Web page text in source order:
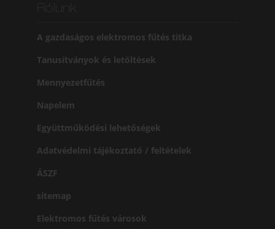
A gazdaságos elektromos fűtés titka
Tanusítványok és letöltések
Mennyezetfűtés
Napelem
Együttműködési lehetőségek
Adatvédelmi tájékoztató / feltételek
ÁSZF
sitemap
Elektromos fűtés városok